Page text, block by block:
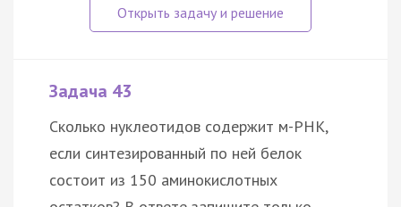
Задача 43
Сколько нуклеотидов содержит м-РНК,
если синтезированный по ней белок
состоит из 150 аминокислотных